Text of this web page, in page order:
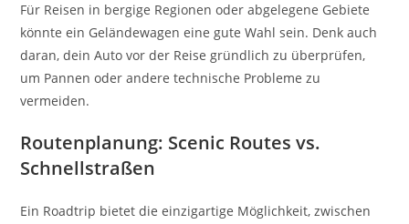
Für Reisen in bergige Regionen oder abgelegene Gebiete
könnte ein Geländewagen eine gute Wahl sein. Denk auch
daran, dein Auto vor der Reise gründlich zu überprüfen,
um Pannen oder andere technische Probleme zu
vermeiden.
Routenplanung: Scenic Routes vs.
Schnellstraßen
Ein Roadtrip bietet die einzigartige Möglichkeit, zwischen